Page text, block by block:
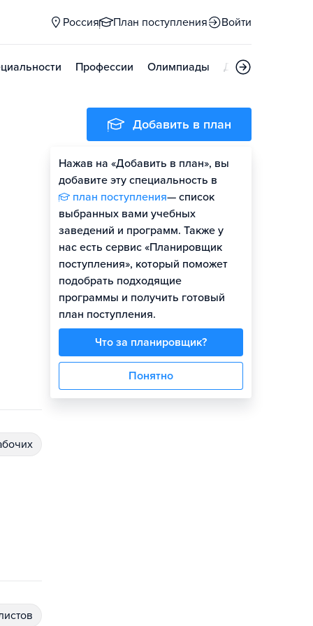
Россия План поступления Войти
Профессии Олимпиады Дни открытых
Добавить в план
Нажав на «Добавить в план», вы
добавите эту специальность в
план поступления— список
выбранных вами учебных
заведений и программ. Также у
нас есть сервис «Планировщик
поступления», который поможет
подобрать подходящие
программы и получить готовый
план поступления.
Что за планировщик?
Понятно